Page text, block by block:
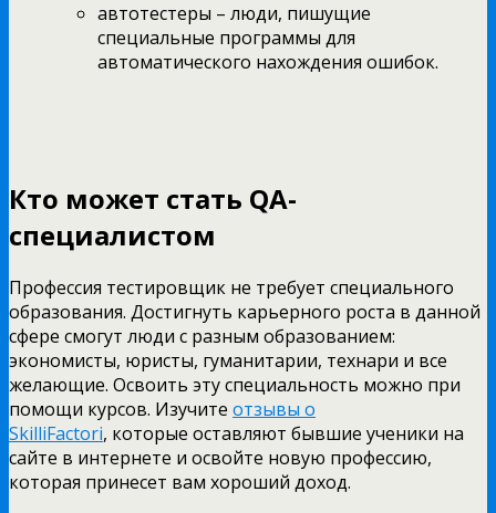
автотестеры – люди, пишущие
специальные программы для
автоматического нахождения ошибок.
Кто может стать QA-
специалистом
Профессия тестировщик не требует специального
образования. Достигнуть карьерного роста в данной
сфере смогут люди с разным образованием:
экономисты, юристы, гуманитарии, технари и все
желающие. Освоить эту специальность можно при
помощи курсов. Изучите отзывы о
SkilliFactori, которые оставляют бывшие ученики на
сайте в интернете и освойте новую профессию,
которая принесет вам хороший доход.